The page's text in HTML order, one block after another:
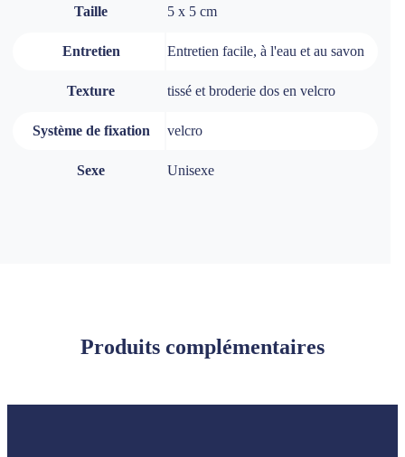
Taille 5 x 5 cm
Entretien Entretien facile, à l'eau et au savon
Texture tissé et broderie dos en velcro
Système de fixation velcro
Sexe Unisexe
Produits complémentaires